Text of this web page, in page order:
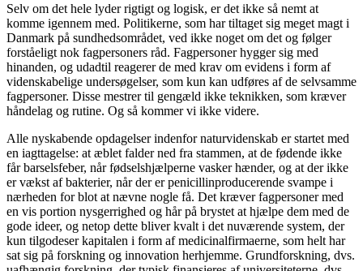
Selv om det hele lyder rigtigt og logisk, er det ikke så nemt at
komme igennem med. Politikerne, som har tiltaget sig meget magt i
Danmark på sundhedsområdet, ved ikke noget om det og følger
forståeligt nok fagpersoners råd. Fagpersoner hygger sig med
hinanden, og udadtil reagerer de med krav om evidens i form af
videnskabelige undersøgelser, som kun kan udføres af de selvsamme
fagpersoner. Disse mestrer til gengæld ikke teknikken, som kræver
håndelag og rutine. Og så kommer vi ikke videre.
Alle nyskabende opdagelser indenfor naturvidenskab er startet med
en iagttagelse: at æblet falder ned fra stammen, at de fødende ikke
får barselsfeber, når fødselshjælperne vasker hænder, og at der ikke
er vækst af bakterier, når der er penicillinproducerende svampe i
nærheden for blot at nævne nogle få. Det kræver fagpersoner med
en vis portion nysgerrighed og hår på brystet at hjælpe dem med de
gode ideer, og netop dette bliver kvalt i det nuværende system, der
kun tilgodeser kapitalen i form af medicinalfirmaerne, som helt har
sat sig på forskning og innovation herhjemme. Grundforskning, dvs.